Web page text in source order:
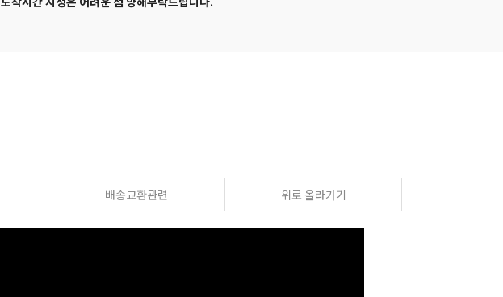
배송교환관련 위로 올라가기